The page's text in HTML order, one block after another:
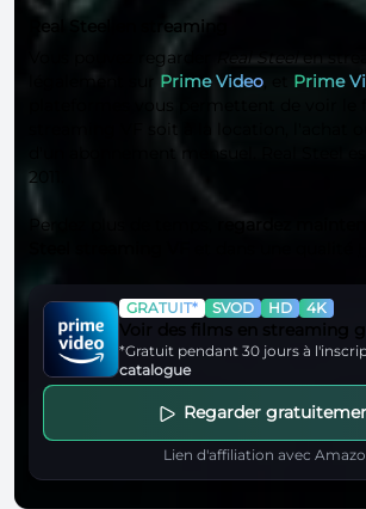
Real Steel en streaming
Vous pouvez regarder
Real Steelen
légalement sur Prime Video Prime
plateformes vous permettent de voir le
streaming VF soit à la location, l'achat
d'un abonnement mensuel. Real Steel
2011.
Perdez plus de temps,
regardez
GRATUIT* SVOD HD 4K
Voir des films en streaming
*Gratuit pendant 30 jours à
catalogue
Regarder
Lien d'affiliation avec